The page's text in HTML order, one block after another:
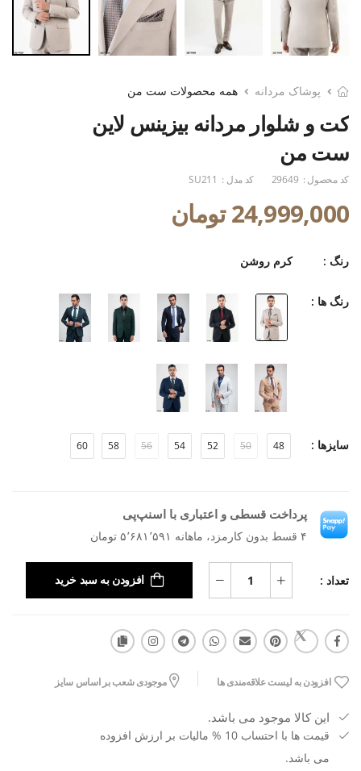
پوشاک مردانه همه محصولات ست من
کت و شلوار مردانه بیزینس لاین
ست من
کد محصول : 29649 کد مدل : SU211
24,999,000 تومان
رنگ : کرم روشن
رنگ ها :
سایزها : 48
50
52
54
56
58
60
پرداخت قسطی و اعتباری با اسنپ‌پی
۴ قسط بدون کارمزد، ماهانه ۵٬۶۸۱٬۵۹۱ تومان
تعداد : افزودن به سبد خرید
افزودن به لیست علاقه‌مندی ها موجودی شعب بر اساس سایز
این کالا موجود می باشد.
قیمت ها با احتساب 10 % مالیات بر ارزش افزوده
می باشد.